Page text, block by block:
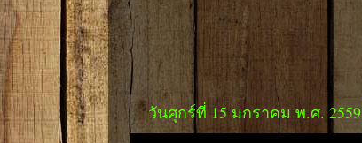
วันศุกร์ที่ 15 มกราคม พ.ศ. 2559